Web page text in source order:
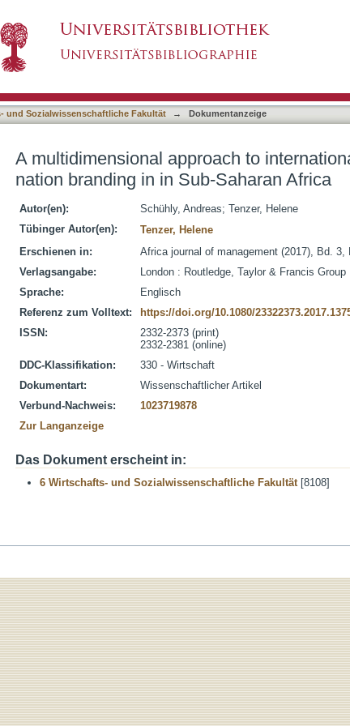
to international market selection and
und Sozialwissenschaftliche Fakultät → Dokumentanzeige
A multidimensional approach to
nation branding in in Sub-Saharan Africa
Autor(en): Schühly, Andreas; Tenzer, Helene
Tübinger Autor(en):
Tenzer, Helene
Erschienen in:
Africa journal of management (2017), Bd. 3,
Verlagsangabe:
London : Routledge, Taylor & Francis Group
Sprache:
Englisch
Referenz zum Volltext:
https://doi.org/10.1080/
ISSN:
2332-2373 (print)
2332-2381 (online)
DDC-Klassifikation:
330 - Wirtschaft
Dokumentart:
Wissenschaftlicher Artikel
Verbund-Nachweis:
1023719878
Zur Langanzeige
Das Dokument erscheint in:
6 Wirtschafts- und Sozialwissenschaftliche Fakultät[8108]